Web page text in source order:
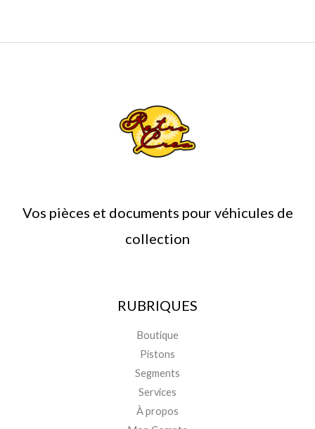
Vos pièces et documents pour véhicules de
collection
RUBRIQUES
Boutique
Pistons
Segments
Services
À propos